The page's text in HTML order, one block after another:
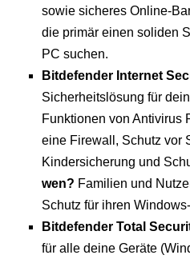
sowie sicheres Online-
die primär einen soliden
PC suchen.
Bitdefender Internet
Sicherheitslösung für
Funktionen von Antivirus
eine Firewall, Schutz vor
Kindersicherung und
wen? Familien und
Schutz für ihren
Bitdefender Total
für alle deine Geräte